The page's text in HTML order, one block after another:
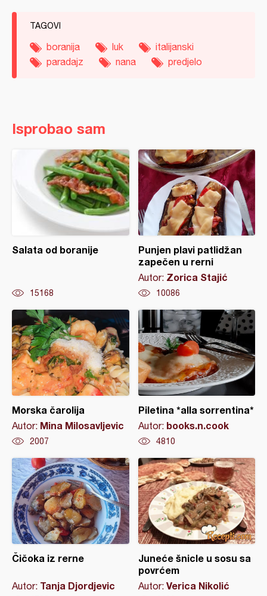
TAGOVI
boranija luk
italijanski
paradajz
nana predjelo
Isprobao sam
Salata od boranije
15168
Punjen plavi patlidžan
zapečen u rerni
Autor: Zorica Stajić
10086
Morska čarolija
Autor: Mina Milosavljevic
2007
Piletina *alla sorrentina*
Autor: books.n.cook
4810
Čičoka iz rerne
Autor: Tanja Djordjevic
Juneće šnicle u sosu sa
povrćem
Autor: Verica Nikolić